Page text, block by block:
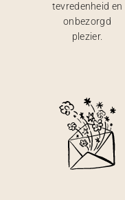
tevredenheid en
onbezorgd
plezier.